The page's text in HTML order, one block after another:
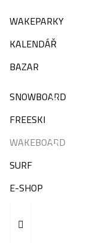
WAKEPARKY
KALENDÁŘ
BAZAR
SNOWBOARD
FREESKI
WAKEBOARD
SURF
E-SHOP